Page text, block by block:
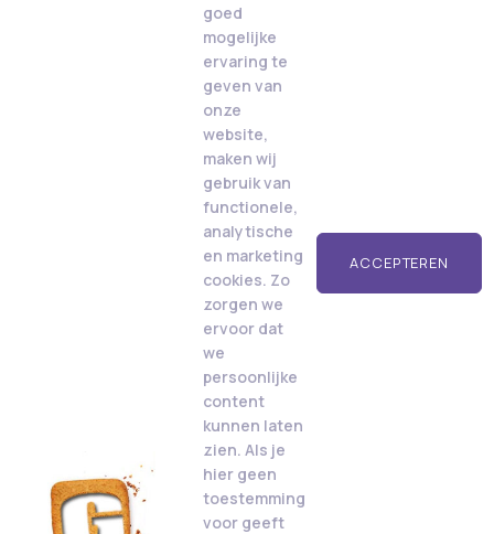
goed
mogelijke
ervaring te
geven van
onze
website,
maken wij
gebruik van
functionele,
analytische
en marketing
cookies. Zo
zorgen we
ervoor dat
we
persoonlijke
content
kunnen laten
zien. Als je
hier geen
toestemming
voor geeft
ACCEPTEREN